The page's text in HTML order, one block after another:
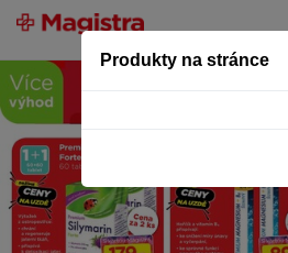
Produkty na stránce